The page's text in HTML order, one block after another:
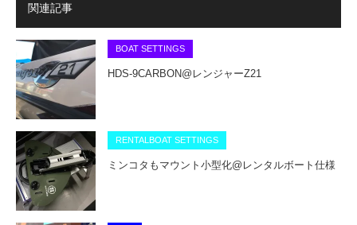
関連記事
BOAT SETTINGS
HDS-9CARBON@レンジャーZ21
RENTALBOAT SETTINGS
ミンコタもマウント小型化@レンタルボート仕様